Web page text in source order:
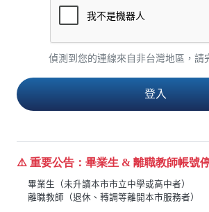
偵測到您的連線來自非台灣地區，請
⚠️ 重要公告：畢業生 & 離職教師帳號
畢業生（未升讀本市市立中學或高中者）
離職教師（退休、轉調等離開本市服務者）